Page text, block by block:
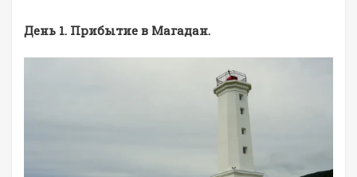
День 1. Прибытие в Магадан.